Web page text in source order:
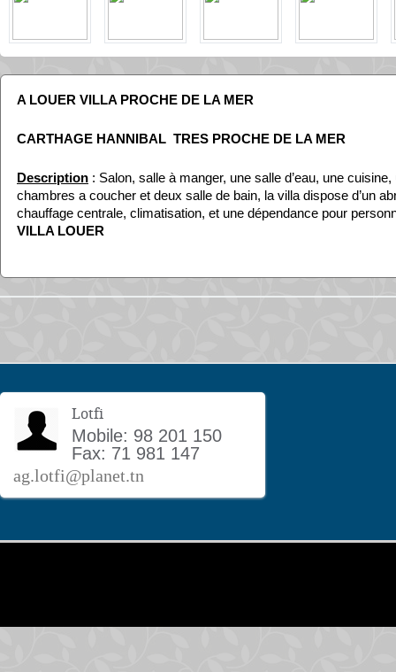
A LOUER VILLA PROCHE DE LA MER
CARTHAGE HANNIBAL TRES PROCHE DE LA MER
Description : Salon, salle à manger, une salle d’eau, une cuisine,
chambres a coucher et deux salle de bain, la villa dispose d’un
chauffage centrale, climatisation, et une dépendance pour
VILLA LOUER
Lotfi
Mobile: 98 201 150
Fax: 71 981 147
ag.lotfi@planet.tn